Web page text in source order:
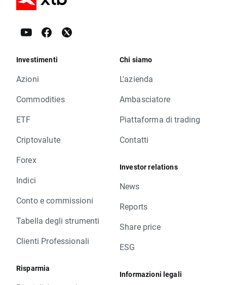
Investimenti
Azioni
Commodities
ETF
Criptovalute
Forex
Indici
Conto e commissioni
Tabella degli strumenti
Clienti Professionali
Risparmia
Chi siamo
L'azienda
Ambasciatore
Piattaforma di trading
Contatti
Investor relations
News
Reports
Share price
ESG
Informazioni legali